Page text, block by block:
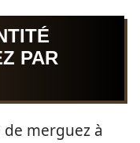
PAR
merguez à